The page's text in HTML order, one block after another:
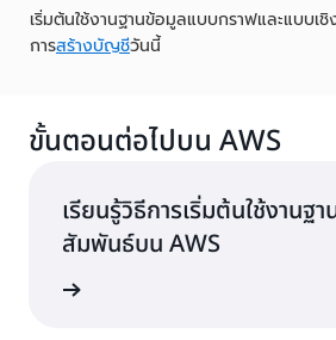
เริ่มต้นใช้งานฐานข้อมูลแบบกราฟและแบบเ
การสร้างบัญชีวันนี้
ขั้นตอนต่อไปบน AWS
เรียนรู้วิธีการเริ่มต้นใช้งานฐ
สัมพันธ์บน AWS